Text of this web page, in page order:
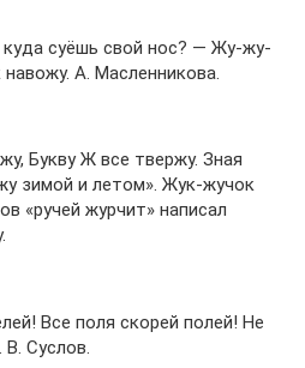
суёшь свой нос? — Жу-жу-
А. Масленникова.
Букву Ж все твержу. Зная
зимой и летом». Жук-жучок
«ручей журчит» написал
Все поля скорей полей! Не
Суслов.